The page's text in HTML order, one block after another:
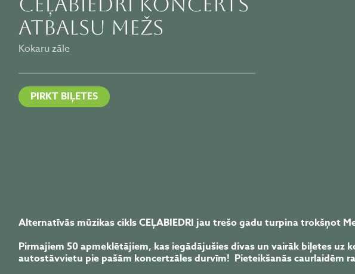
CEĻABIEDRI koncerts
ATBALSU MEŽS
Kokaru zāle
PIRKT BIĻETES
Alternatīvās mūzikas cikls CEĻABIEDRI jau trešo gadu turpina trokšņot
Pirmajiem 50 apmeklētājiem, kas iegādājušies divas un vairāk biļetes uz
autostāvvietu pie pašām koncertzāles durvīm! Pieteikšanās caurlaidēm